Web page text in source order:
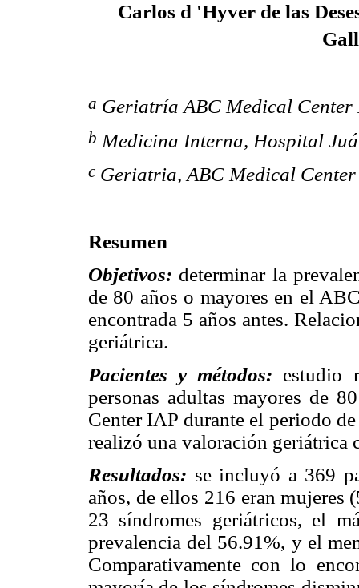
Carlos d 'Hyver de las
a Geriatría ABC Medical Center
b Medicina Interna, Hospital
c Geriatria, ABC Medical
Resumen
Objetivos: determinar la
de 80 años o mayores en el
encontrada 5 años antes.
geriátrica.
Pacientes y métodos: estudio
personas adultas mayores de
Center IAP durante el periodo
realizó una valoración geriátrica
Resultados: se incluyó a 369
años, de ellos 216 eran
23 síndromes geriátricos, el
prevalencia del 56.91%, y el
Comparativamente con lo